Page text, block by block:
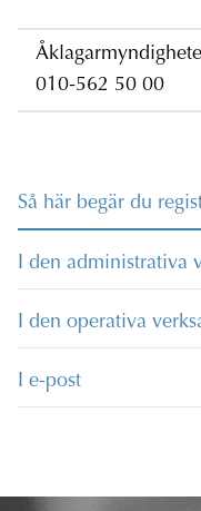
010-562 50 00
Så här begär du
I den administrativa
I den operativa
I e-post